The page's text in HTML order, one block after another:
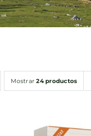
Mostrar24 productos